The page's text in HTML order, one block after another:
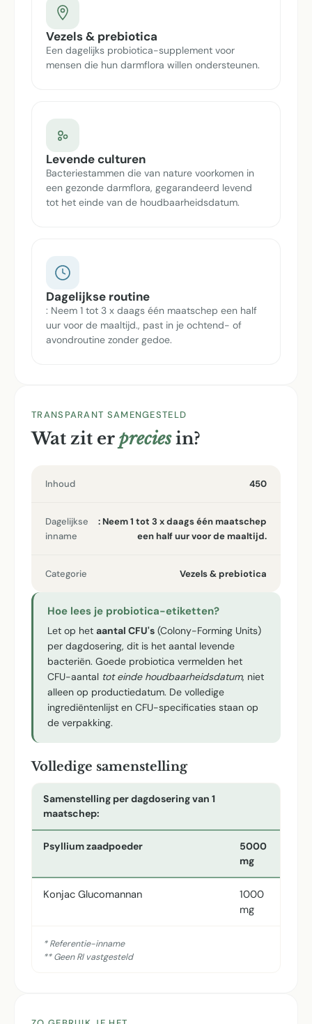
Vezels & prebiotica
Een dagelijks probiotica-supplement voor
mensen die hun darmflora willen ondersteunen.
Levende culturen
Bacteriestammen die van nature voorkomen in
een gezonde darmflora, gegarandeerd levend
tot het einde van de houdbaarheidsdatum.
Dagelijkse routine
: Neem 1 tot 3 x daags één maatschep een half
uur voor de maaltijd., past in je ochtend- of
avondroutine zonder gedoe.
TRANSPARANT SAMENGESTELD
Wat zit er preciesin?
Inhoud 450
Dagelijkse
inname
: Neem 1 tot 3 x daags één maatschep
een half uur voor de maaltijd.
Categorie Vezels & prebiotica
Hoe lees je probiotica-etiketten?
Let op het aantal CFU's (Colony-Forming Units)
per dagdosering, dit is het aantal levende
bacteriën. Goede probiotica vermelden het
CFU-aantal tot einde houdbaarheidsdatum, niet
alleen op productiedatum. De volledige
ingrediëntenlijst en CFU-specificaties staan op
de verpakking.
Volledige samenstelling
Samenstelling per dagdosering van 1
maatschep:
Psyllium zaadpoeder
5000
mg
Konjac Glucomannan
1000
mg
* Referentie-inname
** Geen RI vastgesteld